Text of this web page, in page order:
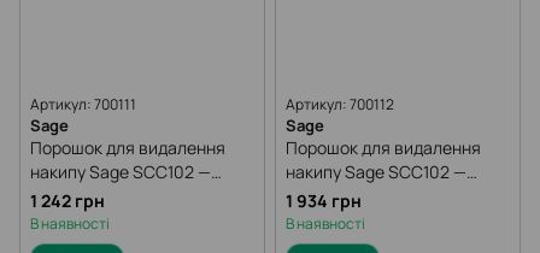
Артикул: 700111
Sage
Порошок для видалення
накипу Sage SCC102 —
6x25g
1 242 грн
В наявності
Артикул: 700112
Sage
Порошок для видалення
накипу Sage SCC102 —
12x25g
1 934 грн
В наявності